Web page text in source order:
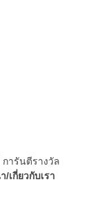
ารันตีรางวัล
เกี่ยวกับเรา